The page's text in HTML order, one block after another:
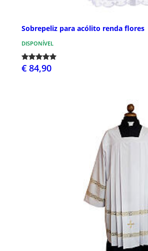
Sobrepeliz para acólito renda flores
DISPONÍVEL
€ 84,90